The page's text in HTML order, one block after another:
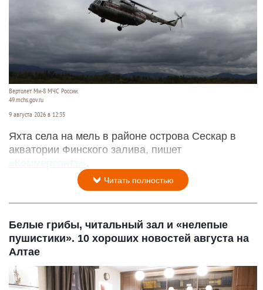
Вертолет Ми-8 МЧС России.
49.mchs.gov.ru
9 августа 2026 в 12:35
Яхта села на мель в районе острова Сескар в
акватории Финского залива, пишет
«Коммерсантъ»
Читать полностью
Белые грибы, читальный зал и «нелепые
пушистики». 10 хороших новостей августа на
Алтае